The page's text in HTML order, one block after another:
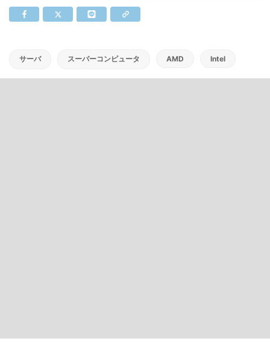
サーバ スーパーコンピュータ AMD Intel